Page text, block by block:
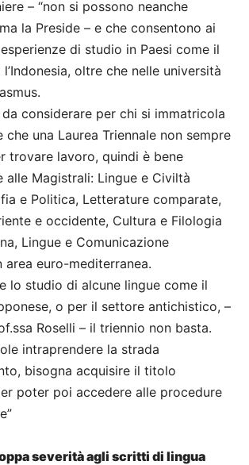
– “non si possono neanche
la Preside – e che consentono ai
di studio in Paesi come il
oltre che nelle università
considerare per chi si immatricola
che una Laurea Triennale non sempre
trovare lavoro, quindi è bene
alle Magistrali: Lingue e Civiltà
e Politica, Letterature comparate,
e occidente, Cultura e Filologia
Lingue e Comunicazione
area euro-mediterranea.
lo studio di alcune lingue come il
o per il settore antichistico, –
Roselli – il triennio non basta.
intraprendere la strada
bisogna acquisire il titolo
poter poi accedere alle procedure
severità agli scritti di lingua